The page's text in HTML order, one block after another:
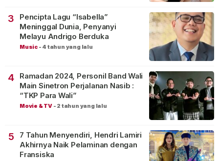
3
Pencipta Lagu “Isabella”
Meninggal Dunia, Penyanyi
Melayu Andrigo Berduka
Music - 4 tahun yang lalu
4
Ramadan 2024, Personil Band Wali
Main Sinetron Perjalanan Nasib :
“TKP Para Wali”
Movie & TV - 2 tahun yang lalu
5
7 Tahun Menyendiri, Hendri Lamiri
Akhirnya Naik Pelaminan dengan
Fransiska